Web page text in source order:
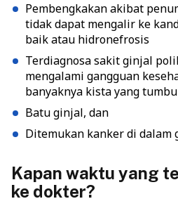
Pembengkakan akibat
tidak dapat mengalir ke
baik atau hidronefrosis
Terdiagnosa sakit ginjal
mengalami gangguan
banyaknya kista yang
Batu ginjal, dan
Ditemukan kanker di dalam
Kapan waktu yang
ke dokter?